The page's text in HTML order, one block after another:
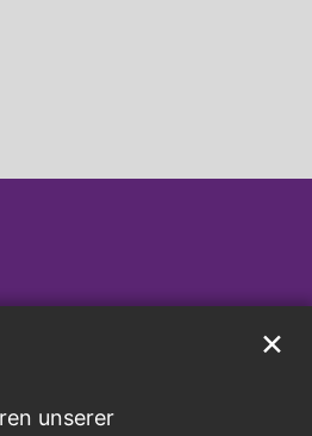
unserer
✕